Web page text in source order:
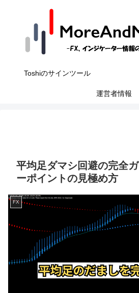
Toshiのサインツール
運営者情報
平均足ダマシ回避の完全
ーポイントの見極め方
FX